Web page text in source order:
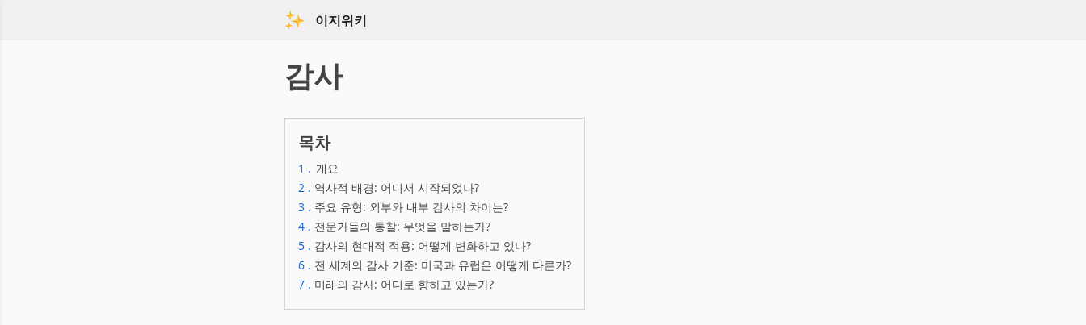
이지위키
감사
목차
1 . 개요
2 . 역사적 배경: 어디서 시작되었나?
3 . 주요 유형: 외부와 내부 감사의 차이는?
4 . 전문가들의 통찰: 무엇을 말하는가?
5 . 감사의 현대적 적용: 어떻게 변화하고 있나?
6 . 전 세계의 감사 기준: 미국과 유럽은 어떻게 다른가?
7 . 미래의 감사: 어디로 향하고 있는가?